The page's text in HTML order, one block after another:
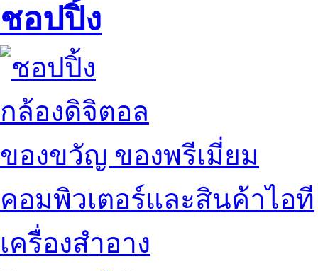
ชอปปิ้ง
กล้องดิจิตอล
ของขวัญ ของพรีเมี่ยม
คอมพิวเตอร์และสินค้าไอที
เครื่องสำอาง